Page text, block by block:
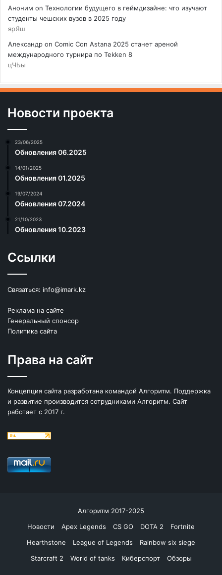
Аноним on Технологии будущего в геймдизайне: что изучают
студенты чешских вузов в 2025 году
ярЯш
Александр on Comic Con Astana 2025 станет ареной
международного турнира по Tekken 8
цЧЬы
Новости проекта
23/06/2025
Обновления 06.2025
14/01/2025
Обновления 01.2025
19/07/2024
Обновления 07.2024
21/10/2023
Обновления 10.2023
Ссылки
Связаться: info@imark.kz
Реклама на сайте
Генеральный спонсор
Политика сайта
Права на сайт
Концепция сайта разработана командой Алгоритм. Поддержка
и развитие производится сотрудниками Алгоритм. Сайт
работает с 2017 г.
Алгоритм 2017-2025
Новости
Apex Legends CS GO DOTA 2
Fortnite
Hearthstone
League of Legends
Rainbow six siege
Starcraft 2
World of tanks Киберспорт Обзоры